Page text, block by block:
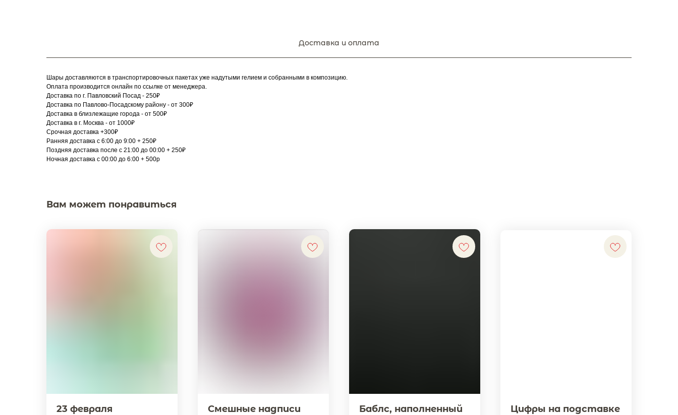
Доставка и оплата
Шары доставляются в транспортировочных пакетах уже надутыми гелием и собранными в композицию.
Оплата производится онлайн по ссылке от менеджера.
Доставка по г. Павловский Посад - 250₽
Доставка по Павлово-Посадскому району - от 300₽
Доставка в близлежащие города - от 500₽
Доставка в г. Москва - от 1000₽
Срочная доставка +300₽
Ранняя доставка с 6:00 до 9:00 + 250₽
Поздняя доставка после с 21:00 до 00:00 + 250₽
Ночная доставка с 00:00 до 6:00 + 500р
Вам может понравиться
23 февраля Смешные надписи
Баблс, наполненный
Цифры на подставке